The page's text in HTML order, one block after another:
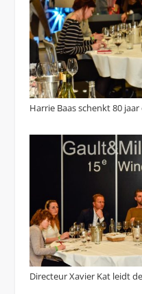
Harrie Baas schenkt 80
Directeur Xavier Kat leidt